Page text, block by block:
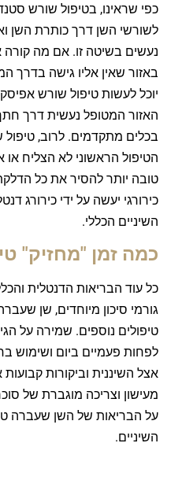
כפי שראינו, בטיפול שורש
לשורשי השן דרך כותרת השן
נעשים בשיטה זו. אם מה
באזור שאין אליו גישה בדרך
יוכל לעשות טיפול שורש
האזור המטופל נעשית דרך
בכלים מתקדמים. לרוב, טיפול
הטיפול הראשוני לא הצליח
טובה יותר להסיר את כל
כירורגי יעשה על ידי כירורג
השיניים הכללי.
כמה זמן "מחזיק"
כל עוד הבריאות הדנטלית
גורמי סיכון מיוחדים, שן
טיפולים נוספים. שמירה על
לפחות פעמיים ביום ושימוש
אצל השיננית וביקורות
מעישון וצריכה מוגברת של
על הבריאות של השן שעברה
השיניים.